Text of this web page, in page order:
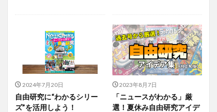
2024年7月20日
自由研究に“わかるシリー
ズ”を活用しよう！
2023年8月7日
「ニュースがわかる」厳
選！夏休み自由研究アイデ